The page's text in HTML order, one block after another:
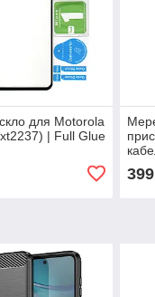
для Motorola
| Full Glue
399